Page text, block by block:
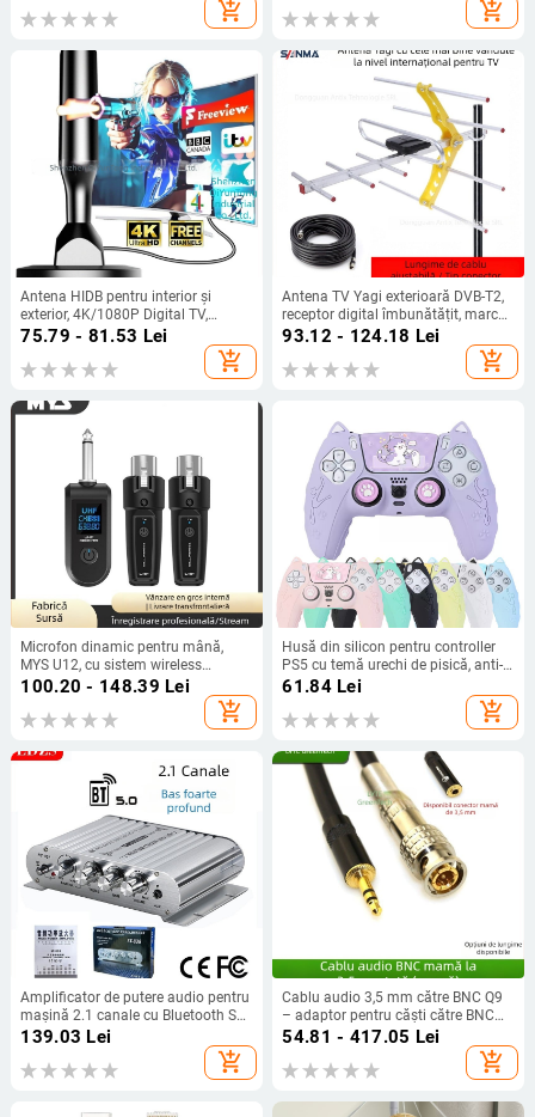
add_shopping_cart add_shopping_cart
Antena HIDB pentru interior și
exterior, 4K/1080P Digital TV,
montaj cu ventuză, Xixi
75.79 - 81.53 Lei
add_shopping_cart
Antena TV Yagi exterioară DVB-T2,
receptor digital îmbunătățit, marcă
privată autorizată
93.12 - 124.18 Lei
add_shopping_cart
Microfon dinamic pentru mână,
MYS U12, cu sistem wireless
transmisie-primire, convertor UHF,
100.20 - 148.39 Lei
add_shopping_cart
Husă din silicon pentru controller
PS5 cu temă urechi de pisică, anti-
derapantă și anti-transpirație,
61.84Lei
add_shopping_cart
Amplificator de putere audio pentru
mașină 2.1 canale cu Bluetooth ST-
838 – 12V, 80Wx2+80W, 4–16 Ω,
carcasă din aliaj de aluminiu
139.03 Lei
add_shopping_cart
Cablu audio 3,5 mm către BNC Q9
– adaptor pentru căști către BNC
DVR/monitor și difuzor
54.81 - 417.05 Lei
add_shopping_cart